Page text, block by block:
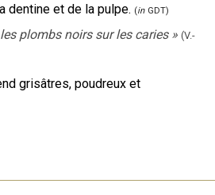
dentine et de la pulpe. (in GDT)
plombs noirs sur les caries » (V.-
grisâtres, poudreux et